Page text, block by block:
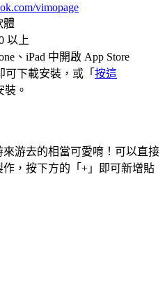
vimopage
體
以上
、iPad 中開啟 App Store
可下載安裝，或「 按這
裝。
游去的相當可愛唷！可以直接
，按下方的「+」即可新增貼